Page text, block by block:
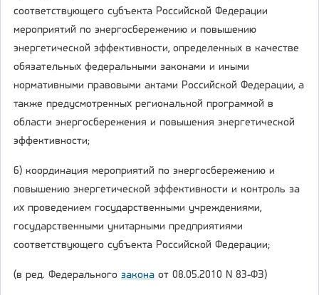
соответствующего субъекта Российской Федерации
мероприятий по энергосбережению и повышению
энергетической эффективности, определенных в качестве
обязательных федеральными законами и иными
нормативными правовыми актами Российской Федерации, а
также предусмотренных региональной программой в
области энергосбережения и повышения энергетической
эффективности;
6) координация мероприятий по энергосбережению и
повышению энергетической эффективности и контроль за
их проведением государственными учреждениями,
государственными унитарными предприятиями
соответствующего субъекта Российской Федерации;
(в ред. Федерального закона от 08.05.2010 N 83-ФЗ)